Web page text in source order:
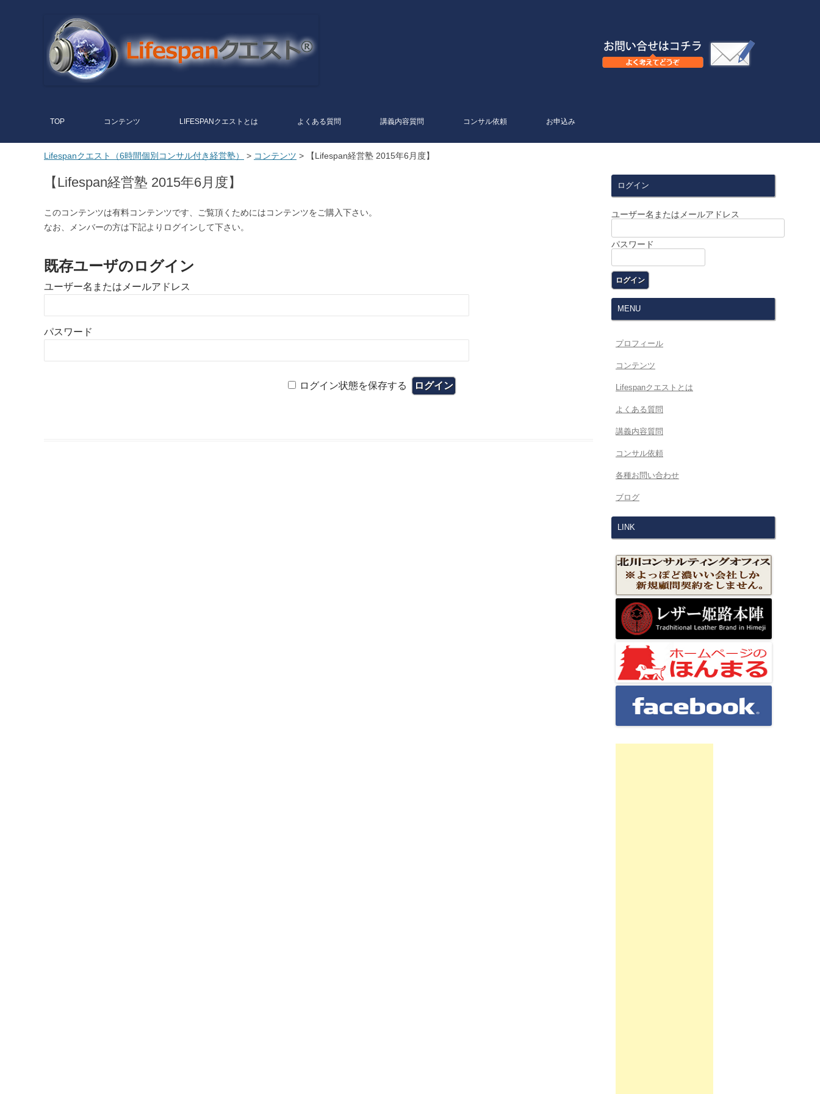
Lifespanク
エスト（6
時間個別コ
経営塾）
テ
ス
TOP コンテンツ LIFESPANクエストとは よくある質問 講義内容質問 コンサル依頼 お申込み
Lifespanクエスト（6時間個別コンサル付き経営塾） > コンテンツ > 【Lifespan経営塾 2015年6月度】
【Lifespan経営塾 2015年6月度】
このコンテンツは有料コンテンツです、ご覧頂くためにはコンテンツをご購入下さい。
なお、メンバーの方は下記よりログインして下さい。
既存ユーザのログイン
ユーザー名またはメールアドレス
パスワード
ログイン状態を保存する
ログイン
ユーザー名またはメールアドレス
パスワード
MENU
プロフィール
コンテンツ
Lifespanクエストとは
よくある質問
講義内容質問
コンサル依頼
各種お問い合わせ
ブログ
LINK